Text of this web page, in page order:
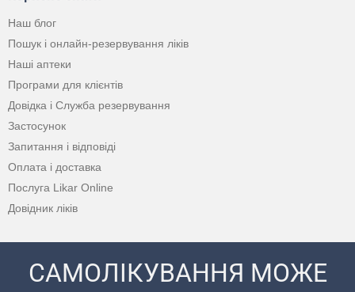
Наш блог
Пошук і онлайн-резервування ліків
Наші аптеки
Програми для клієнтів
Довідка і Служба резервування
Застосунок
Запитання і відповіді
Оплата і доставка
Послуга Likar Online
Довідник ліків
САМОЛІКУВАННЯ МОЖЕ